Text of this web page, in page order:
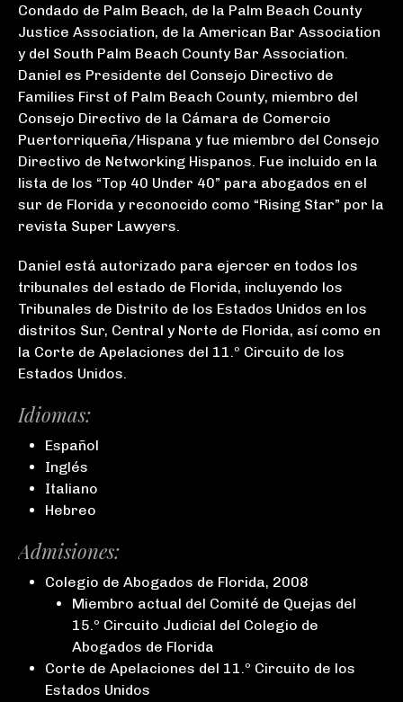
Condado de Palm Beach, de la Palm Beach County
Justice Association, de la American Bar Association
y del South Palm Beach County Bar Association.
Daniel es Presidente del Consejo Directivo de
Families First of Palm Beach County, miembro del
Consejo Directivo de la Cámara de Comercio
Puertorriqueña/Hispana y fue miembro del Consejo
Directivo de Networking Hispanos. Fue incluido en la
lista de los “Top 40 Under 40” para abogados en el
sur de Florida y reconocido como “Rising Star” por la
revista Super Lawyers.
Daniel está autorizado para ejercer en todos los
tribunales del estado de Florida, incluyendo los
Tribunales de Distrito de los Estados Unidos en los
distritos Sur, Central y Norte de Florida, así como en
la Corte de Apelaciones del 11.º Circuito de los
Estados Unidos.
Idiomas:
Español
Inglés
Italiano
Hebreo
Admisiones:
Colegio de Abogados de Florida, 2008
Miembro actual del Comité de Quejas del
15.º Circuito Judicial del Colegio de
Abogados de Florida
Corte de Apelaciones del 11.º Circuito de los
Estados Unidos